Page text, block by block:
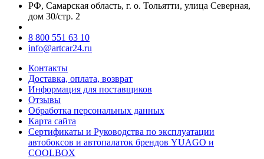
РФ, Самарская область, г. о. Тольятти, улица Северная,
дом 30/стр. 2
8 800 551 63 10
info@artcar24.ru
Контакты
Доставка, оплата, возврат
Информация для поставщиков
Отзывы
Обработка персональных данных
Карта сайта
Сертификаты и Руководства по эксплуатации
автобоксов и автопалаток брендов YUAGO и
COOLBOX